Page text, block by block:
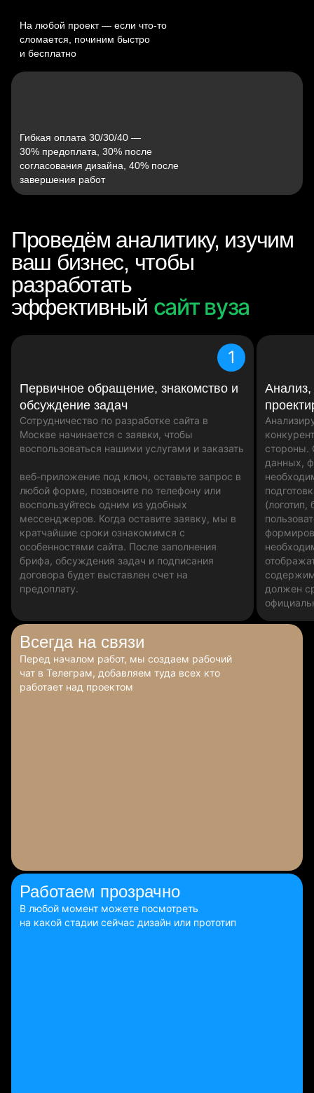
На любой проект — если что‑то
сломается, починим быстро
и бесплатно
Гибкая оплата 30/30/40 —
30% предоплата, 30% после
согласования дизайна, 40% после
завершения работ
Проведём аналитику, изучим
ваш бизнес, чтобы
разработать
эффективный сайт вуза
1
Первичное обращение, знакомство и
обсуждение задач
Сотрудничество по разработке сайта в
Москве начинается с заявки, чтобы
воспользоваться нашими услугами и заказать
веб-приложение под ключ, оставьте запрос в
любой форме, позвоните по телефону или
воспользуйтесь одним из удобных
мессенджеров. Когда оставите заявку, мы в
кратчайшие сроки ознакомимся с
особенностями сайта. После заполнения
брифа, обсуждения задач и подписания
договора будет выставлен счет на
предоплату.
стороны.
данных,
(логотип,
должен
Всегда на связи
Перед началом работ, мы создаем рабочий
чат в Телеграм, добавляем туда всех кто
работает над проектом
Работаем прозрачно
В любой момент можете посмотреть
на какой стадии сейчас дизайн или прототип